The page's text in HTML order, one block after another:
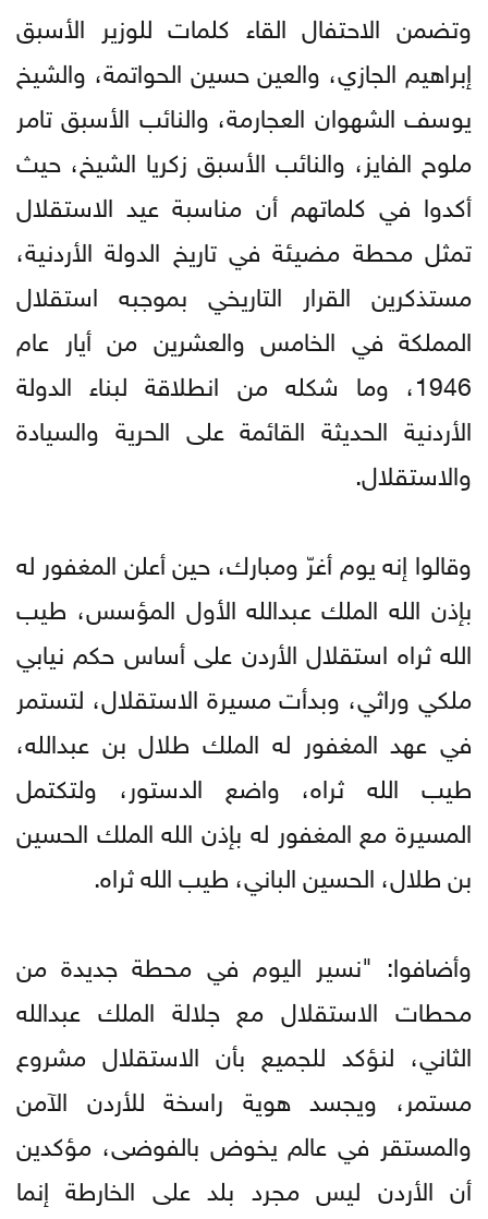
وتضمن الاحتفال القاء كلمات للوزير الأسبق
إبراهيم الجازي، والعين حسين الحواتمة، والشيخ
يوسف الشهوان العجارمة، والنائب الأسبق تامر
ملوح الفايز، والنائب الأسبق زكريا الشيخ، حيث
أكدوا في كلماتهم أن مناسبة عيد الاستقلال
تمثل محطة مضيئة في تاريخ الدولة الأردنية،
مستذكرين القرار التاريخي بموجبه استقلال
المملكة في الخامس والعشرين من أيار عام
1946، وما شكله من انطلاقة لبناء الدولة
الأردنية الحديثة القائمة على الحرية والسيادة
والاستقلال.
وقالوا إنه يوم أغرّ ومبارك، حين أعلن المغفور له
بإذن الله الملك عبدالله الأول المؤسس، طيب
الله ثراه استقلال الأردن على أساس حكم نيابي
ملكي وراثي، وبدأت مسيرة الاستقلال، لتستمر
في عهد المغفور له الملك طلال بن عبدالله،
طيب الله ثراه، واضع الدستور، ولتكتمل
المسيرة مع المغفور له بإذن الله الملك الحسين
بن طلال، الحسين الباني، طيب الله ثراه.
وأضافوا: "نسير اليوم في محطة جديدة من
محطات الاستقلال مع جلالة الملك عبدالله
الثاني، لنؤكد للجميع بأن الاستقلال مشروع
مستمر، ويجسد هوية راسخة للأردن الآمن
والمستقر في عالم يخوض بالفوضى، مؤكدين
أن الأردن ليس مجرد بلد على الخارطة إنما